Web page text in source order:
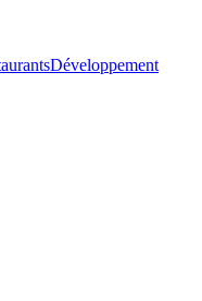
Développement